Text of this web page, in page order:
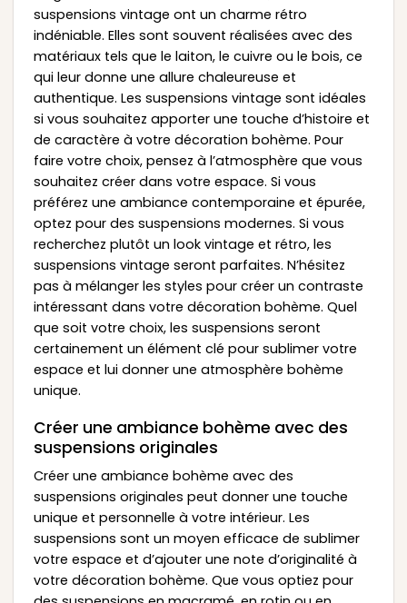
suspensions vintage ont un charme rétro
indéniable. Elles sont souvent réalisées avec des
matériaux tels que le laiton, le cuivre ou le bois, ce
qui leur donne une allure chaleureuse et
authentique. Les suspensions vintage sont idéales
si vous souhaitez apporter une touche d’histoire et
de caractère à votre décoration bohème. Pour
faire votre choix, pensez à l’atmosphère que vous
souhaitez créer dans votre espace. Si vous
préférez une ambiance contemporaine et épurée,
optez pour des suspensions modernes. Si vous
recherchez plutôt un look vintage et rétro, les
suspensions vintage seront parfaites. N’hésitez
pas à mélanger les styles pour créer un contraste
intéressant dans votre décoration bohème. Quel
que soit votre choix, les suspensions seront
certainement un élément clé pour sublimer votre
espace et lui donner une atmosphère bohème
unique.
Créer une ambiance bohème avec des
suspensions originales
Créer une ambiance bohème avec des
suspensions originales peut donner une touche
unique et personnelle à votre intérieur. Les
suspensions sont un moyen efficace de sublimer
votre espace et d’ajouter une note d’originalité à
votre décoration bohème. Que vous optiez pour